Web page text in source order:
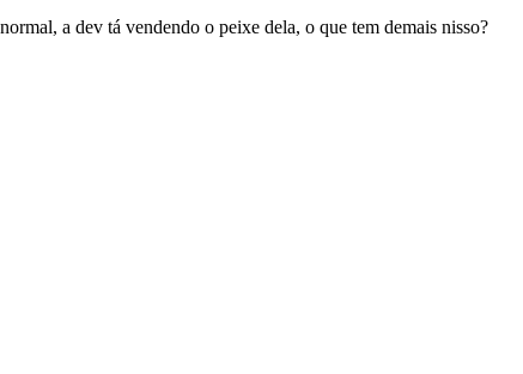
a dev tá vendendo o peixe dela, o que tem demais nisso?